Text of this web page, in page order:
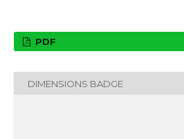
PDF
DIMENSIONS BADGE